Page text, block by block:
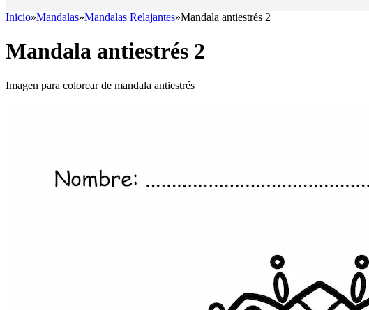
Inicio»Mandalas»Mandalas Relajantes»Mandala antiestrés 2
Mandala antiestrés 2
Imagen para colorear de mandala antiestrés